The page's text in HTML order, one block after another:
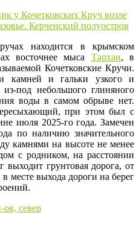
находится в крымском
восточнее мыса Тархан, в
Кочетковские Кручи.
камней и гальки узкого и
под небольшого глиняного
воды в самом обрыве нет.
при этом был с
июля 2025-го года. Замечен
по наличию значительного
камнями на высоте не менее
с родником, на расстоянии
выходит грунтовая дорога, от
в месте выхода дороги на берег
север